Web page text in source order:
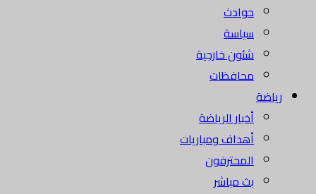
حوادث
سياسة
شئون خارجية
محافظات
رياضة
أخبار الرياضة
أهداف ومباريات
المحترفون
بث مباشر